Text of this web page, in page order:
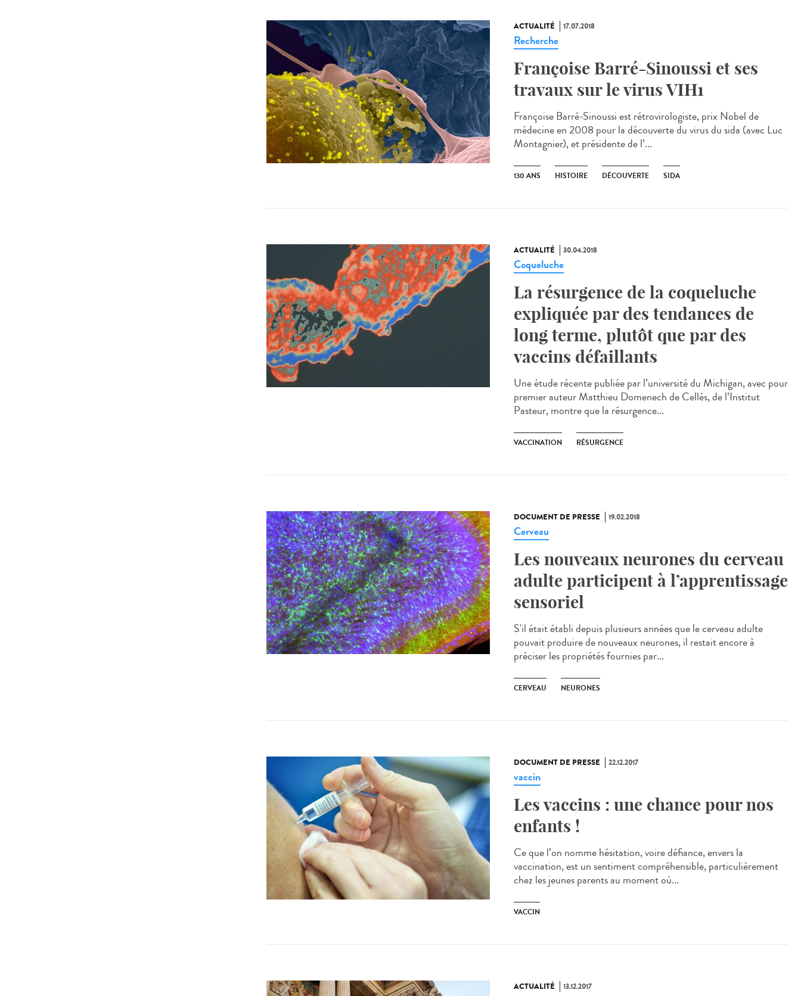
ACTUALITÉ 17.07.2018
Recherche
Françoise Barré-Sinoussi et ses
travaux sur le virus VIH1
Françoise Barré-Sinoussi est rétrovirologiste, prix Nobel de
médecine en 2008 pour la découverte du virus du sida (avec Luc
Montagnier), et présidente de l’...
130 ANS HISTOIRE DÉCOUVERTE SIDA
ACTUALITÉ 30.04.2018
Coqueluche
La résurgence de la coqueluche
expliquée par des tendances de
long terme, plutôt que par des
vaccins défaillants
Une étude récente publiée par l’université du Michigan, avec pour
premier auteur Matthieu Domenech de Cellès, de l’Institut
Pasteur, montre que la résurgence...
VACCINATION RÉSURGENCE
DOCUMENT DE PRESSE 19.02.2018
Cerveau
Les nouveaux neurones du cerveau
adulte participent à l’apprentissage
sensoriel
S'il était établi depuis plusieurs années que le cerveau adulte
pouvait produire de nouveaux neurones, il restait encore à
préciser les propriétés fournies par...
CERVEAU NEURONES
DOCUMENT DE PRESSE 22.12.2017
vaccin
Les vaccins : une chance pour nos
enfants !
Ce que l’on nomme hésitation, voire défiance, envers la
vaccination, est un sentiment compréhensible, particulièrement
chez les jeunes parents au moment où...
VACCIN
ACTUALITÉ 13.12.2017